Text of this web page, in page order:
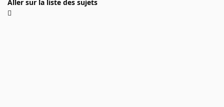
Aller sur la liste des sujets